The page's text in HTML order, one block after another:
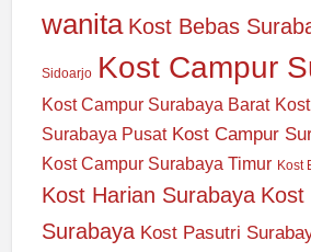
wanita Kost Bebas
Sidoarjo Kost Campur
Kost Campur Surabaya Barat
Surabaya Pusat Kost Campur
Kost Campur Surabaya Timur Kost
Kost Harian Surabaya Kost
Surabaya Kost Pasutri